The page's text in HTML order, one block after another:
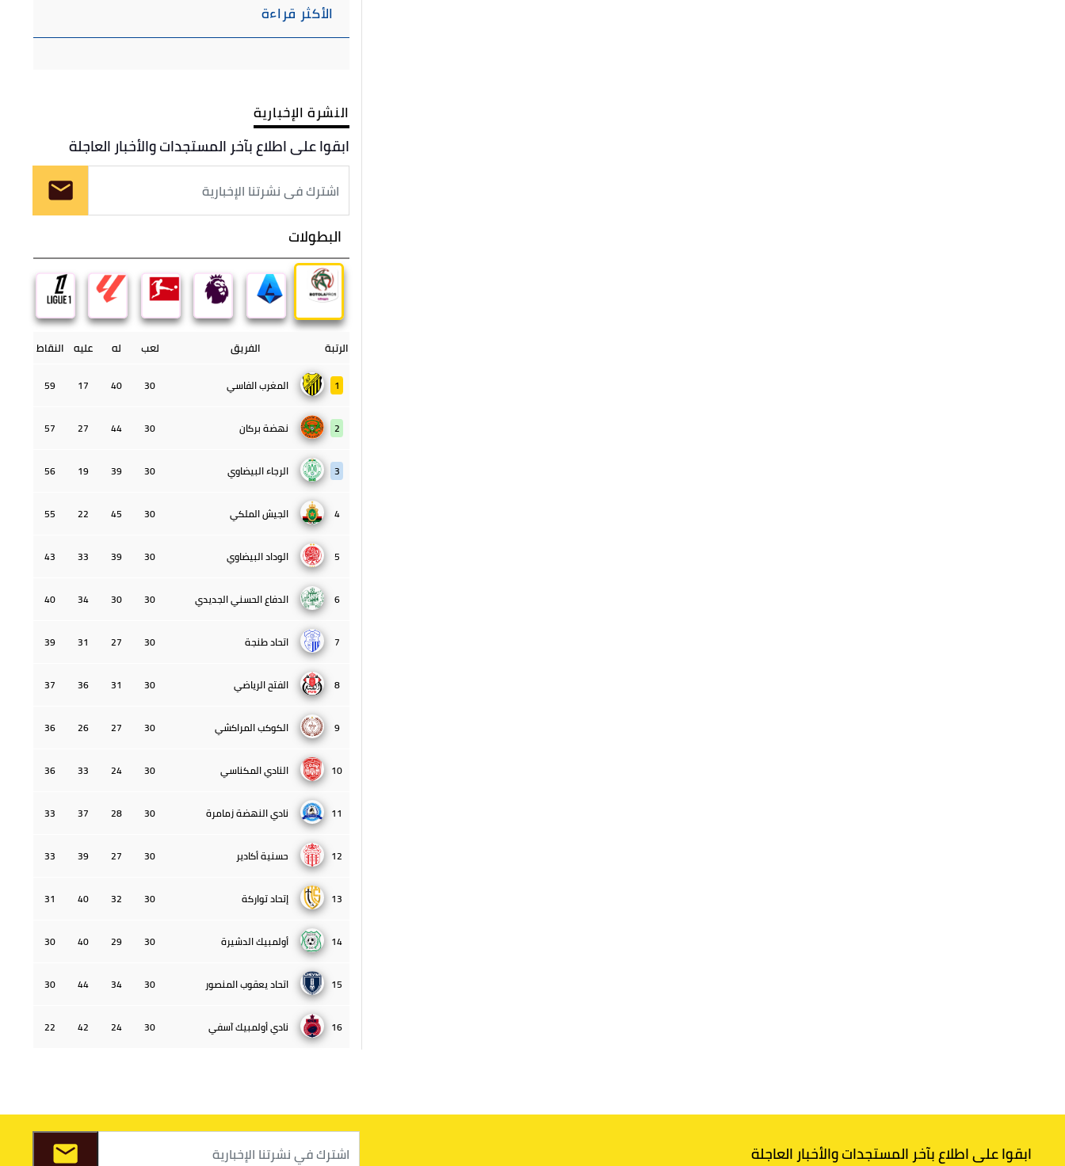
الأكثر قراءة
النشرة الإخبارية
ابقوا على اطلاع بآخر المستجدات والأخبار العاجلة
البطولات
الرتبة الفريق لعب له عليه النقاط
1 المغرب الفاسي 30
40
17
59
2 نهضة بركان 30
44
27
57
3 الرجاء البيضاوي 30
39
19
56
4 الجيش الملكي 30
45
22
55
5 الوداد البيضاوي 30
39
33
43
6 الدفاع الحسني الجديدي 30
30
34
40
7 اتحاد طنجة 30
27
31
39
8 الفتح الرياضي 30
31
36
37
9 الكوكب المراكشي 30
27
26
36
10 النادي المكناسي 30
24
33
36
11 نادي النهضة زمامرة 30
28
37
33
12 حسنية أكادير 30
27
39
33
13 إتحاد تواركة 30
32
40
31
14 أولمبيك الدشيرة 30
29
40
30
15 اتحاد يعقوب المنصور 30
34
44
30
16 نادي أولمبيك آسفي 30
24
42
22
ابقوا على اطلاع بآخر المستجدات والأخبار العاجلة